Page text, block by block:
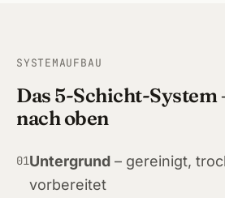
SYSTEMAUFBAU
Das 5-Schicht-System
nach oben
01Untergrund – gereinigt,
vorbereitet